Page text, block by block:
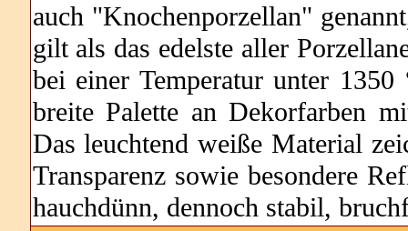
auch "Knochenporzellan"
gilt als das edelste aller
bei einer Temperatur unter
breite Palette an Dekorfarben
Das leuchtend weiße Material
Transparenz sowie besondere
hauchdünn, dennoch stabil,